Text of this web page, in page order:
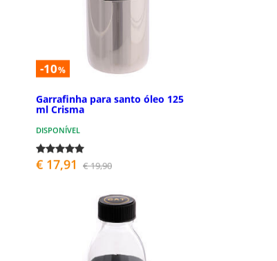
-10%
Garrafinha para santo óleo 125
ml Crisma
DISPONÍVEL
€ 17,91 € 19,90